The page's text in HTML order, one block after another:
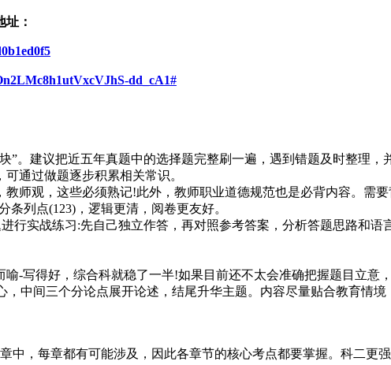
：
dd_cA1#
”。建议把近五年真题中的选择题完整刷一遍，遇到错题及时整理
通过做题逐步积累相关常识。
师观，这些必须熟记!此外，教师职业道德规范也是必背内容。需
列点(123)，逻辑更清，阅卷更友好。
行实战练习:先自己独立作答，再对照参考答案，分析答题思路和
-写得好，综合科就稳了一半!如果目前还不太会准确把握题目立意
中间三个分论点展开论述，结尾升华主题。内容尽量贴合教育情
中，每章都有可能涉及，因此各章节的核心考点都要掌握。科二更